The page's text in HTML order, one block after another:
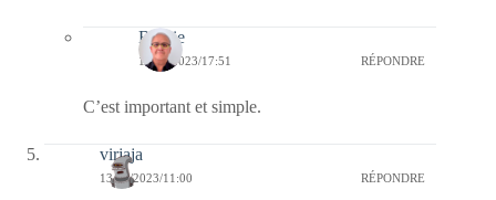
Bernie
13/07/2023/17:51 RÉPONDRE
C’est important et simple.
virjaja
13/07/2023/11:00 RÉPONDRE